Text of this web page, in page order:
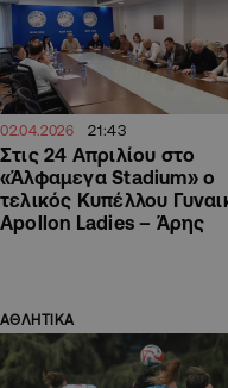
02.04.2026 21:43
Στις 24 Απριλίου στο
«Άλφαμεγα Stadium» ο
τελικός Κυπέλλου
Apollon Ladies – Άρης
ΑΘΛΗΤΙΚΑ